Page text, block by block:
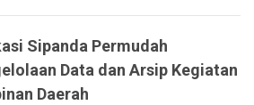
Sipanda Permudah
Data dan Arsip Kegiatan
Daerah